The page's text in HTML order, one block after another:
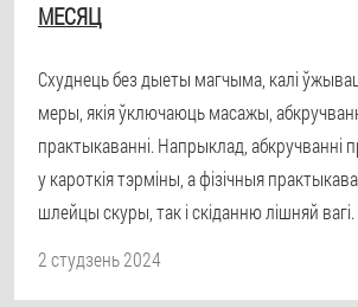
МЕСЯЦ
Схуднець без дыеты магчыма, калі
меры, якія ўключаюць масажы,
практыкаванні. Напрыклад, абкручванні
у кароткія тэрміны, а фізічныя
шлейцы скуры, так і скіданню лішняй вагі.
2 студзень 2024